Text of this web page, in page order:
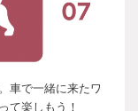
車で一緒に来たワ
て楽しもう！